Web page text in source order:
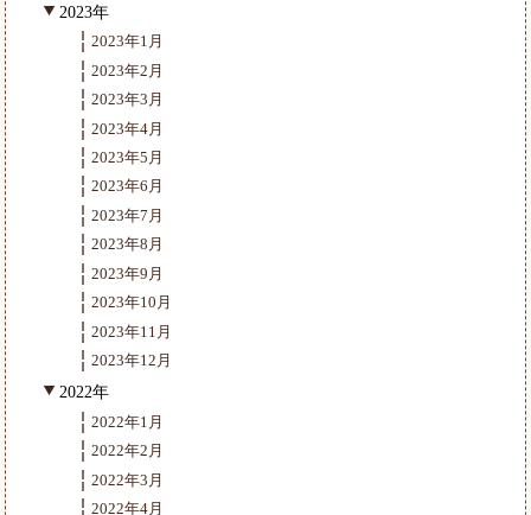
2023年
2023年1月
2023年2月
2023年3月
2023年4月
2023年5月
2023年6月
2023年7月
2023年8月
2023年9月
2023年10月
2023年11月
2023年12月
2022年
2022年1月
2022年2月
2022年3月
2022年4月